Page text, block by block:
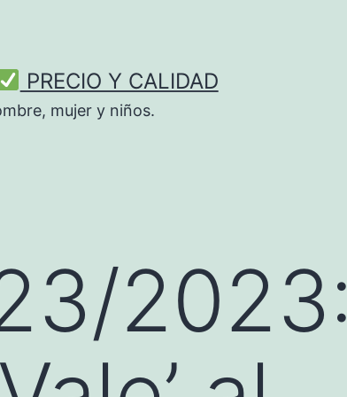
PRECIO Y CALIDAD
mujer y niños.
2023: